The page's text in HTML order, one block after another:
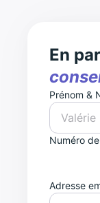
En
Prénom &
Numéro
Adresse